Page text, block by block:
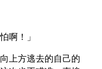
啊！」
上方逃去的自己的